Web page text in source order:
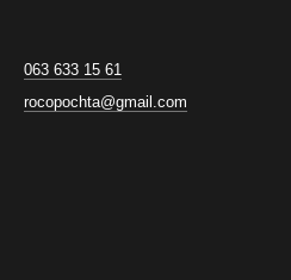
063 633 15 61
rocopochta@gmail.com